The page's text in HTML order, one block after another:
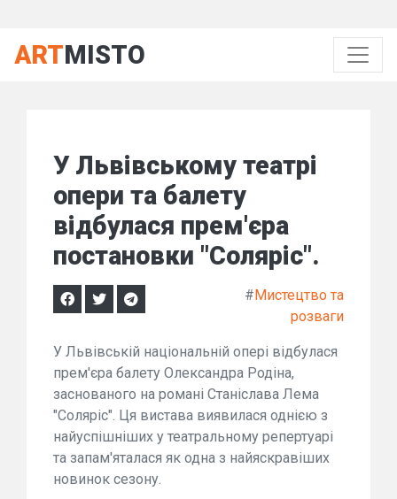
ARTMISTO
У Львівському театрі
опери та балету
відбулася прем'єра
постановки "Соляріс".
#Мистецтво та
розваги
У Львівській національній опері відбулася
прем'єра балету Олександра Родіна,
заснованого на романі Станіслава Лема
"Соляріс". Ця вистава виявилася однією з
найуспішніших у театральному репертуарі
та запам'яталася як одна з найяскравіших
новинок сезону.